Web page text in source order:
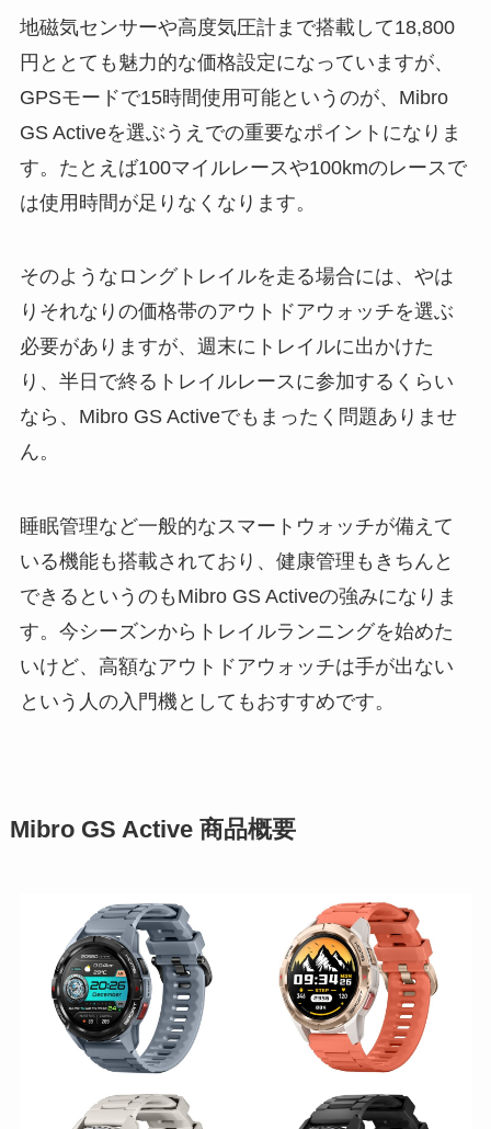
地磁気センサーや高度気圧計まで搭載して18,800
円ととても魅力的な価格設定になっていますが、
GPSモードで15時間使用可能というのが、Mibro
GS Activeを選ぶうえでの重要なポイントになりま
す。たとえば100マイルレースや100kmのレースで
は使用時間が足りなくなります。
そのようなロングトレイルを走る場合には、やは
りそれなりの価格帯のアウトドアウォッチを選ぶ
必要がありますが、週末にトレイルに出かけた
り、半日で終るトレイルレースに参加するくらい
なら、Mibro GS Activeでもまったく問題ありませ
ん。
睡眠管理など一般的なスマートウォッチが備えて
いる機能も搭載されており、健康管理もきちんと
できるというのもMibro GS Activeの強みになりま
す。今シーズンからトレイルランニングを始めた
いけど、高額なアウトドアウォッチは手が出ない
という人の入門機としてもおすすめです。
Mibro GS Active 商品概要